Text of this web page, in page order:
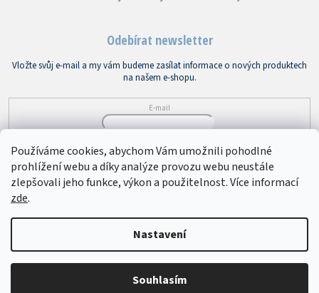
Používáme cookies, abychom Vám umožnili pohodlné
prohlížení webu a díky analýze provozu webu neustále
zlepšovali jeho funkce, výkon a použitelnost. Více informací
zde.
Nastavení
Souhlasím
Odebírat newsletter
Vložte svůj e-mail a my vám budeme zasílat informace o nových produktech
na našem e-shopu.
E-mail
PŘIHLÁSIT SE
Vytvořil Shoptet
Bytový textil VEBA . Všechna práva vyhrazena.
nastavení cookies